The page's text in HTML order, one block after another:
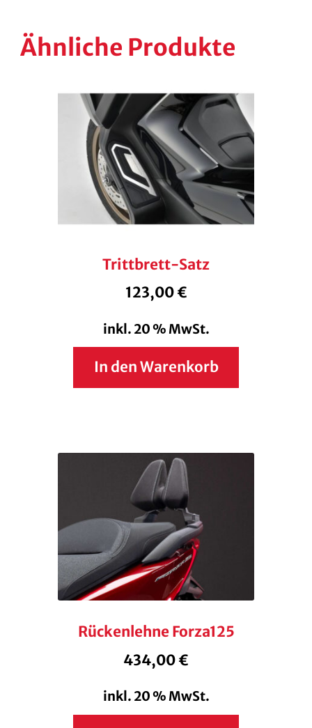
Ähnliche Produkte
Trittbrett-Satz
123,00€
inkl. 20 % MwSt.
In den Warenkorb
Rückenlehne Forza125
434,00€
inkl. 20 % MwSt.